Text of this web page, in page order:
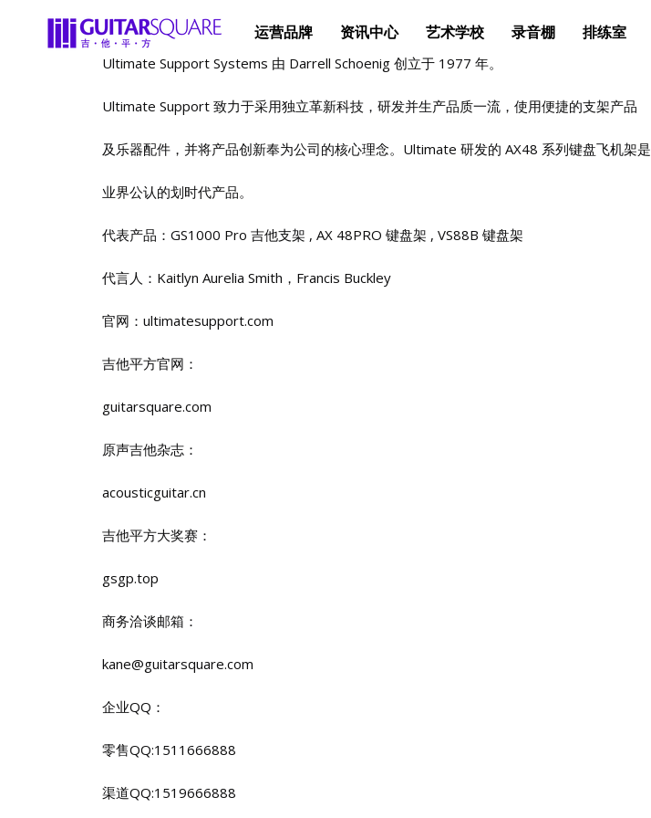
运营品牌 资讯中心 艺术学校 录音棚 排练室
Ultimate Support Systems 由 Darrell Schoenig 创立于 1977 年。
Ultimate Support 致力于采用独立革新科技，研发并生产品质一流，使用便捷的支架产品
及乐器配件，并将产品创新奉为公司的核心理念。Ultimate 研发的 AX48 系列键盘飞机架是
业界公认的划时代产品。
代表产品：GS1000 Pro 吉他支架 , AX 48PRO 键盘架 , VS88B 键盘架
代言人：Kaitlyn Aurelia Smith，Francis Buckley
官网：ultimatesupport.com
吉他平方官网：
guitarsquare.com
原声吉他杂志：
acousticguitar.cn
吉他平方大奖赛：
gsgp.top
商务洽谈邮箱：
kane@guitarsquare.com
企业QQ：
零售QQ:1511666888
渠道QQ:1519666888